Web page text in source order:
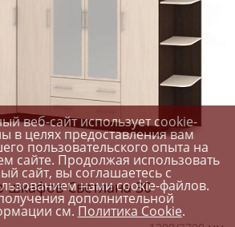
шкафов Светлана 30
веб-сайт использует cookie-
в целях предоставления вам
пользовательского опыта на
сайте. Продолжая использовать
сайт, вы соглашаетесь с
нами cookie-файлов.
дополнительной
см.Политика Cookie.